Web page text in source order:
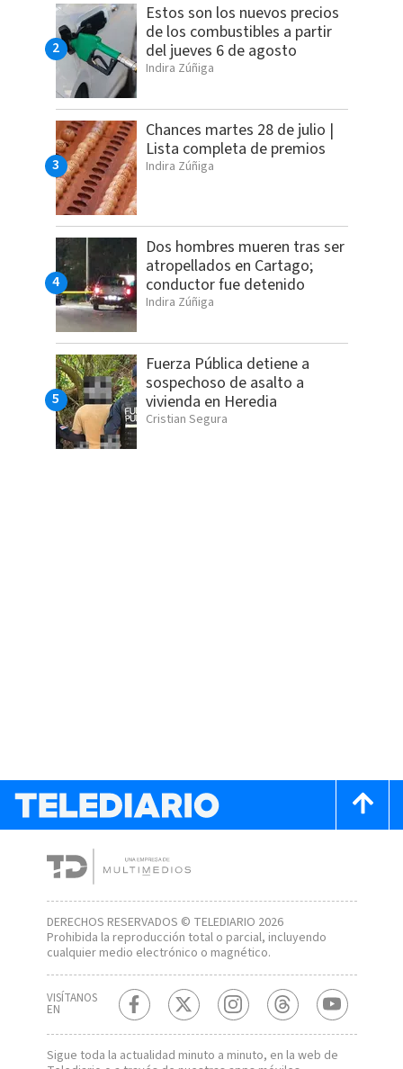
Estos son los nuevos precios
de los combustibles a partir
del jueves 6 de agosto
Indira Zúñiga
Chances martes 28 de julio |
Lista completa de premios
Indira Zúñiga
Dos hombres mueren tras ser
atropellados en Cartago;
conductor fue detenido
Indira Zúñiga
Fuerza Pública detiene a
sospechoso de asalto a
vivienda en Heredia
Cristian Segura
DERECHOS RESERVADOS © TELEDIARIO 2026
Prohibida la reproducción total o parcial, incluyendo
cualquier medio electrónico o magnético.
VISÍTANOS
EN
Sigue toda la actualidad minuto a minuto, en la web de